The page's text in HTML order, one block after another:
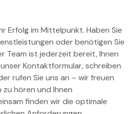
Erfolg im Mittelpunkt. Haben Sie
oder benötigen Sie
Team ist jederzeit bereit, Ihnen
Kontaktformular, schreiben
rufen Sie uns an – wir freuen
zu hören und Ihnen
finden wir die optimale